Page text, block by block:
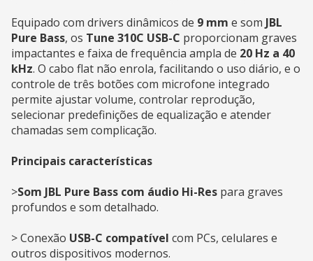
Equipado com drivers dinâmicos de 9 mm e som JBL
Pure Bass, os Tune 310C USB-C proporcionam graves
impactantes e faixa de frequência ampla de 20 Hz a 40
kHz. O cabo flat não enrola, facilitando o uso diário, e o
controle de três botões com microfone integrado
permite ajustar volume, controlar reprodução,
selecionar predefinições de equalização e atender
chamadas sem complicação.
Principais características
>Som JBL Pure Bass com áudio Hi-Res para graves
profundos e som detalhado.
> Conexão USB-C compatível com PCs, celulares e
outros dispositivos modernos.